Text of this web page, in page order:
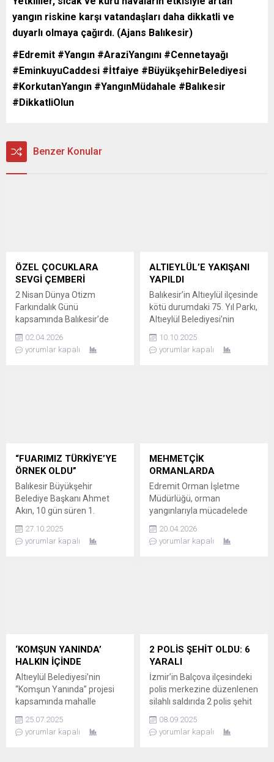
yangın riskine karşı vatandaşları daha dikkatli ve
duyarlı olmaya çağırdı. (Ajans Balıkesir)
#Edremit #Yangın #AraziYangını #Cennetayağı
#EminkuyuCaddesi #İtfaiye #BüyükşehirBelediyesi
#KorkutanYangın #YangınMüdahale #Balıkesir
#DikkatliOlun
Benzer Konular
ÖZEL ÇOCUKLARA
SEVGİ ÇEMBERİ
2 Nisan Dünya Otizm
Farkındalık Günü
kapsamında Balıkesir’de
organizasyon
gerçekleştirildi. Vali İsmail
araya geldi. OBİDEV’DE
SEVGİ DOLU VE SAMİMİ
otizm konusundaki
toplumsal bilinci...
02.04.2026
yorumlar kapalı
ALTIEYLÜL’E YAKIŞANI
YAPILDI
Balıkesir’in Altıeylül ilçesinde
kötü durumdaki 75. Yıl Parkı,
Altıeylül Belediyesi’nin
görünüme kavuşturuldu.
Parkın açılışı bu akşam.
kapsamlı çalışmalarla
yenilendi. Park, ilçe
10.10.2025
yorumlar kapalı
“FUARIMIZ TÜRKİYE’YE
ÖRNEK OLDU”
Balıkesir Büyükşehir
Belediye Başkanı Ahmet
Akın, 10 gün süren 1.
kapanışında, fuarı 150 bin
kişinin ziyaret ettiğini
kapanış törenine katıldı.
Fuara gösterilen yoğun...
27.10.2025
yorumlar kapalı
MEHMETÇİK
ORMANLARDA
Edremit Orman İşletme
Müdürlüğü, orman
yangınlarıyla mücadelede
artırmak amacıyla 19.
Komando Tugay
Balıkesir Orman Bölge
Müdürlüğü koordinesinde
çalışmaları kapsamında,
savunma ve müdahale
gücünü birleştiren stratejik...
20.04.2026
yorumlar kapalı
‘KOMŞUN YANINDA’
HALKIN İÇİNDE
Altıeylül Belediyesi’nin
“Komşun Yanında” projesi
kapsamında mahalle
Ekipler, talep ve sorunları
yerinde dinledi. ‘KOMŞUN
25.07.2025
yorumlar kapalı
2 POLİS ŞEHİT OLDU: 6
YARALI
İzmir’in Balçova ilçesindeki
polis merkezine düzenlenen
silahlı saldırıda 2 polis şehit
VE YARALILAR VAR İzmir
Balçova Salih İşgören Polis
08.09.2025
yorumlar kapalı